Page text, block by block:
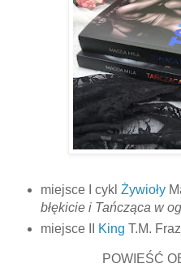
miejsce I cykl Żywioły
błękicie i Tańcząca w
miejsce II
King T.M.
POWIEŚĆ